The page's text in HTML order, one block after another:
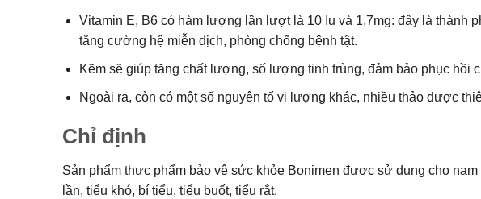
Vitamin E, B6 có hàm lượng lần lượt là 10 Iu và 1,7mg: đây là thành
tăng cường hệ miễn dịch, phòng chống bệnh tật.
Kẽm sẽ giúp tăng chất lượng, số lượng tinh trùng, đảm bảo phục hồi
Ngoài ra, còn có một số nguyên tố vi lượng khác, nhiều thảo dược
Chỉ định
Sản phẩm thực phẩm bảo vệ sức khỏe Bonimen được sử dụng cho
lần, tiểu khó, bí tiểu, tiểu buốt, tiểu rắt.